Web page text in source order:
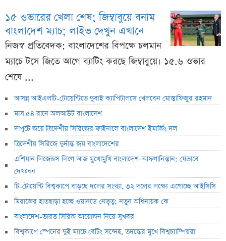
১৫ ওভারের খেলা শেষ; জিম্বাবুয়ে বনাম
বাংলাদেশ ম্যাচ; লাইভ দেখুন এখানে
নিজস্ব প্রতিবেদক: বাংলাদেশের বিপক্ষে চলমান
ম্যাচে টসে জিতে আগে ব্যাটিং করছে জিম্বাবুয়ে। ১৫.৬ ওভার
শেষে ...
আসন্ন আইএলটি-টোয়েন্টিতে দুবাই ক্যাপিটালসে খেলবেন মোস্তাফিজুর রহমান
মাত্র ৫৪ রানে অলআউট বাংলাদেশ
দাপুটে জয়ে ত্রিদেশীয় সিরিজের ফাইনালে বাংলাদেশ ইমার্জিং দল
ত্রিদেশীয় সিরিজে দুর্দান্ত জয় বাংলাদেশের
এশিয়ান লিজেন্ডস লিগে আজ মুখোমুখি বাংলাদেশ-আফগানিস্তান: যেভাবে
দেখবেন
টি-টোয়েন্টি বিশ্বকাপে বাড়ছে দলের সংখ্যা, ৩২ দলের লক্ষ্যে এগোচ্ছে আইসিসি
মিরাজের হাতছাড়া হচ্ছে ওয়ানডে নেতৃত্ব; নতুন অধিনায়ক কে
বাংলাদেশ-ভারত সিরিজ আয়োজন নিয়ে সুখবর
বিশ্বকাপে স্পেনের দুই ম্যাচে বেটিং সন্দেহ, তদন্তের মুখে বিশ্বচ্যাম্পিয়রা